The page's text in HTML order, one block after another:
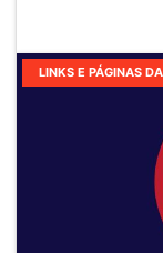
LINKS E PÁGINAS